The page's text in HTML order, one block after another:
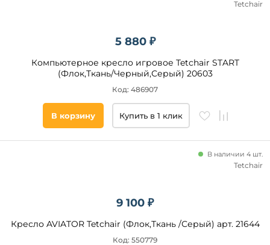
5 880 ₽
Компьютерное кресло игровое Tetchair START
(Флок,Ткань/Черный,Серый) 20603
Код: 486907
Tetchair
В корзину Купить в 1 клик
9 100 ₽
Кресло AVIATOR Tetchair (Флок,Ткань /Серый) арт. 21644
В наличии 4 шт.
Код: 550779
Tetchair